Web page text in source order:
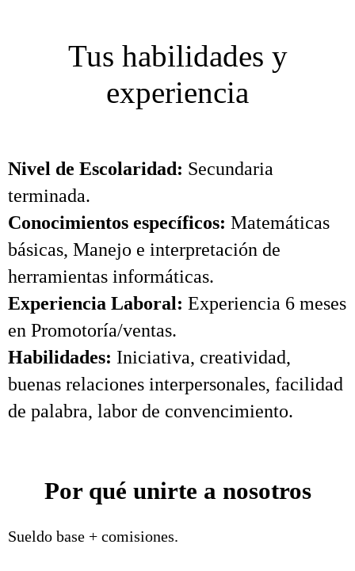
Tus habilidades y
experiencia
Nivel de Escolaridad: Secundaria
terminada.
Conocimientos específicos: Matemáticas
básicas, Manejo e interpretación de
herramientas informáticas.
Experiencia Laboral: Experiencia 6 meses
en Promotoría/ventas.
Habilidades: Iniciativa, creatividad,
buenas relaciones interpersonales, facilidad
de palabra, labor de convencimiento.
Por qué unirte a nosotros
Sueldo base + comisiones.